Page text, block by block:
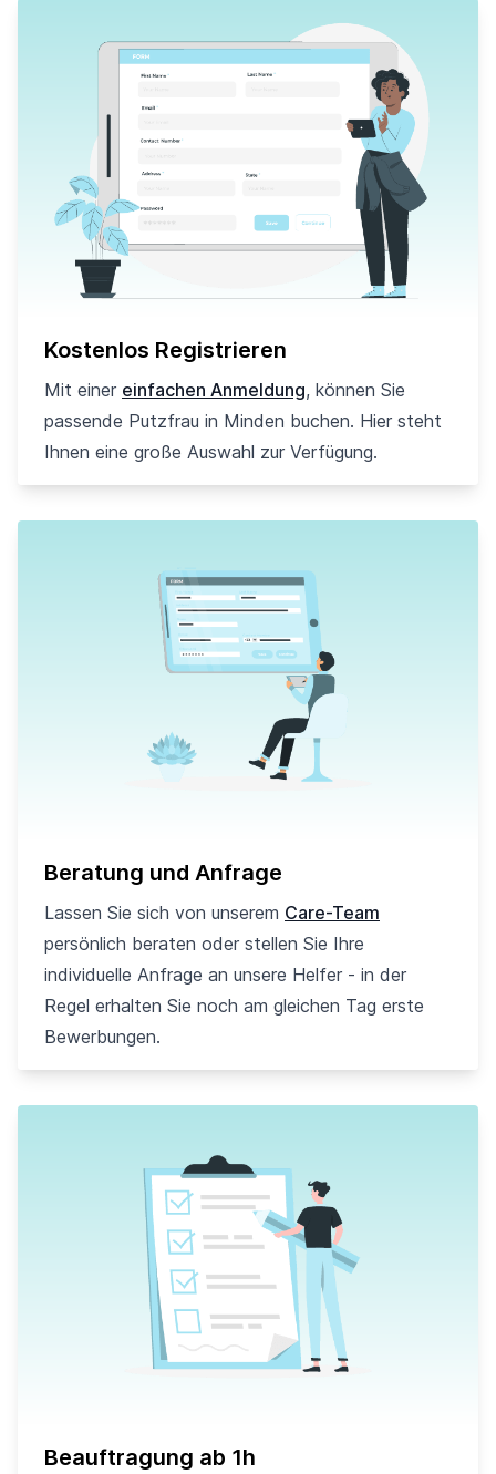
Kostenlos Registrieren
Mit einer einfachen Anmeldung, können Sie
passende Putzfrau in Minden buchen. Hier steht
Ihnen eine große Auswahl zur Verfügung.
Beratung und Anfrage
Lassen Sie sich von unserem Care-Team
persönlich beraten oder stellen Sie Ihre
individuelle Anfrage an unsere Helfer - in der
Regel erhalten Sie noch am gleichen Tag erste
Bewerbungen.
Beauftragung ab 1h